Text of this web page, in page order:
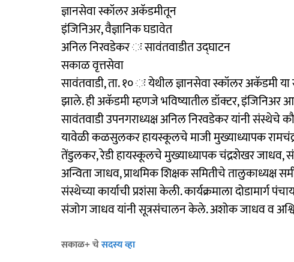
ज्ञानसेवा स्कॉलर अकॅडमीतून
इंजिनिअर, वैज्ञानिक घडावेत
अनिल निरवडेकर ः सावंतवाडीत उद्घाटन
सकाळ वृत्तसेवा
सावंतवाडी, ता. १० ः येथील ज्ञानसेवा स्कॉलर अकॅडमी या
झाले. ही अकॅडमी म्हणजे भविष्यातील डॉक्टर, इंजिनिअर
सावंतवाडी उपनगराध्यक्ष अनिल निरवडेकर यांनी संस्थेचे
यावेळी कळसुलकर हायस्कूलचे माजी मुख्याध्यापक
तेंडुलकर, रेडी हायस्कूलचे मुख्याध्यापक चंद्रशेखर जाधव,
अन्विता जाधव, प्राथमिक शिक्षक समितीचे तालुकाध्यक्ष
संस्थेच्या कार्याची प्रशंसा केली. कार्यक्रमाला दोडामार्ग
संजोग जाधव यांनी सूत्रसंचालन केले. अशोक जाधव व
सकाळ+ चेसदस्य व्हा